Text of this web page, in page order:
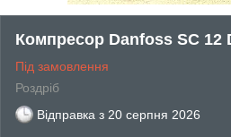
Компресор Danfoss SC 12
Під замовлення
Роздріб
Відправка з 20 серпня 2026